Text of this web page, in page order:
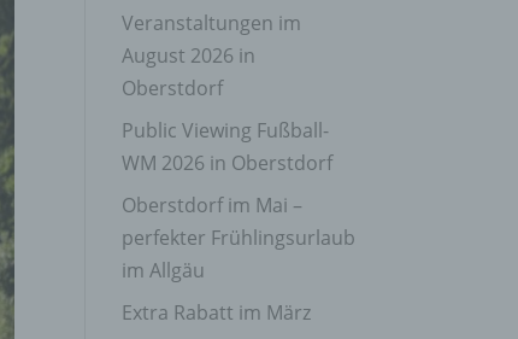
Veranstaltungen im
August 2026 in
Oberstdorf
Public Viewing Fußball-
WM 2026 in Oberstdorf
Oberstdorf im Mai –
perfekter Frühlingsurlaub
im Allgäu
Extra Rabatt im März